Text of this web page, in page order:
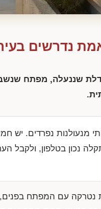
נדרשים
שננעלה, מפתח
מנעולנות נפרדים. יש
נכון בטלפון, ולקבל
נטרקה עם המפתח